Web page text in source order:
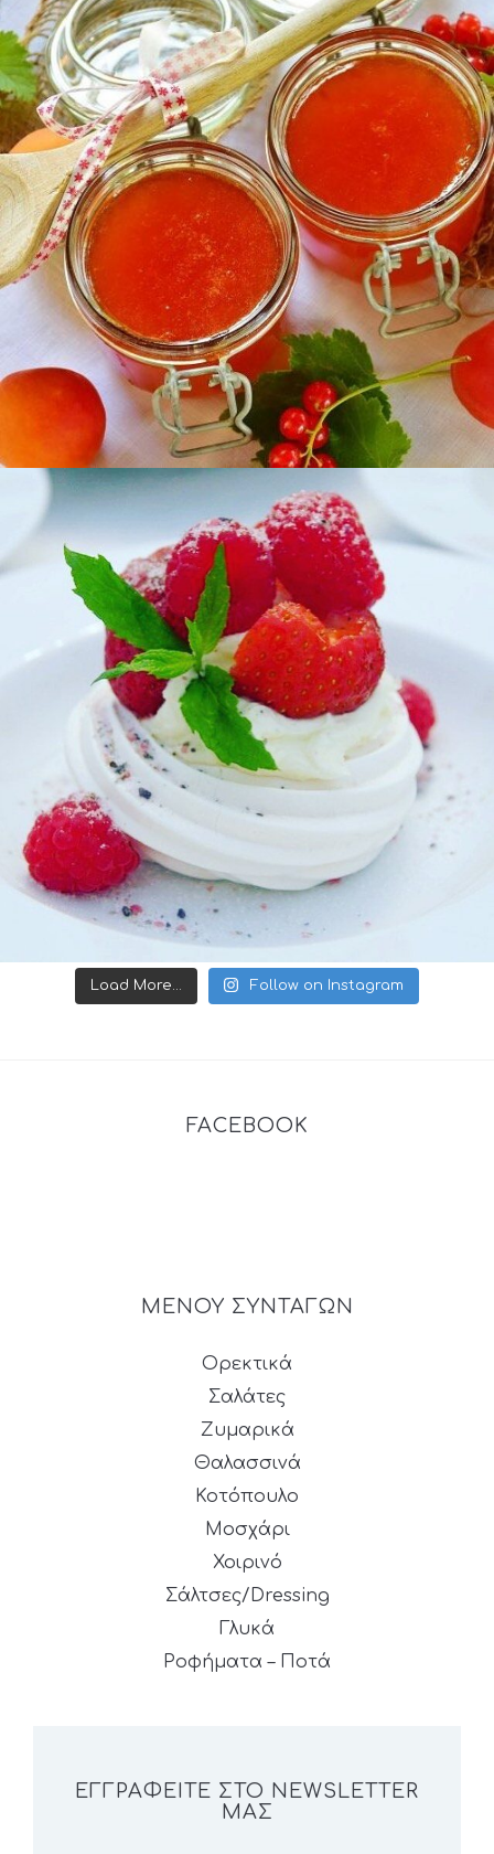
Load More... Follow on Instagram
FACEBOOK
ΜΕΝΟΥ ΣΥΝΤΑΓΩΝ
Ορεκτικά
Σαλάτες
Ζυμαρικά
Θαλασσινά
Κοτόπουλο
Μοσχάρι
Χοιρινό
Σάλτσες/Dressing
Γλυκά
Ροφήματα – Ποτά
ΕΓΓΡΑΦΕΊΤΕ ΣΤΟ NEWSLETTER
ΜΑΣ